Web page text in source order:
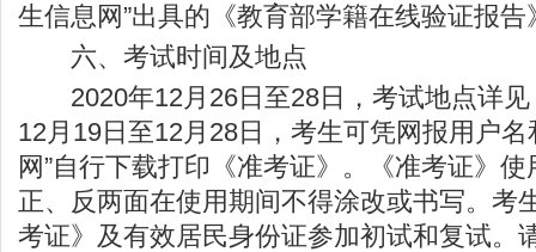
生信息网”出具的《教育部学籍在线验证报告
六、考试时间及地点
2020年12月26日至28日，考试地点详见
12月19日至12月28日，考生可凭网报用户名
网”自行下载打印《准考证》。《准考证》
正、反两面在使用期间不得涂改或书写。考
考证》及有效居民身份证参加初试和复试。